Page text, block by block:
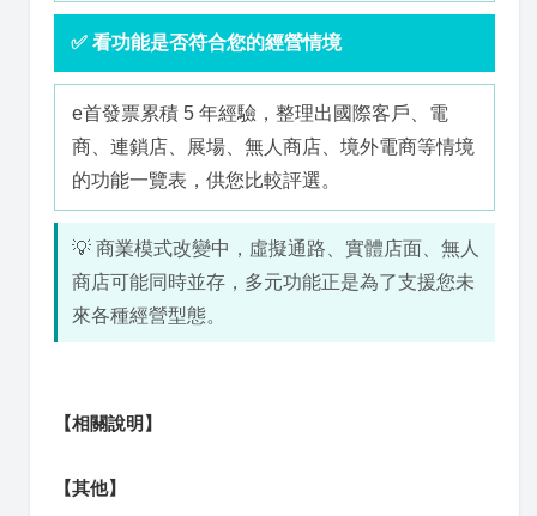
✅ 看功能是否符合您的經營情境
e首發票累積 5 年經驗，整理出國際客戶、電
商、連鎖店、展場、無人商店、境外電商等情境
的功能一覽表，供您比較評選。
💡 商業模式改變中，虛擬通路、實體店面、無人
商店可能同時並存，多元功能正是為了支援您未
來各種經營型態。
【相關說明】
【其他】